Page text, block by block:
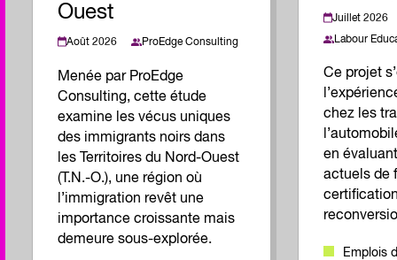
Ouest
Août 2026 ProEdge Consulting
Menée par ProEdge
Consulting, cette étude
examine les vécus uniques
des immigrants noirs dans
les Territoires du Nord-Ouest
(T.N.-O.), une région où
l’immigration revêt une
importance croissante mais
demeure sous-explorée.
Juillet 2026
Labour
Ce projet
chez les
en
actuels de
Emplois